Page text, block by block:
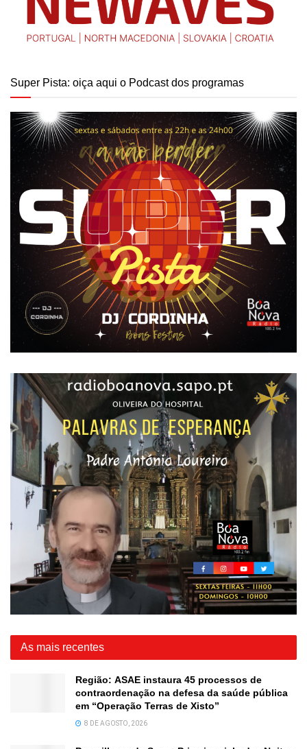
Super Pista: oiça aqui o Podcast dos programas
As mais recentes
Região: ASAE instaura 45 processos de
contraordenação na defesa da saúde pública
em “Operação Terras de Xisto”
8 DE AGOSTO, 2026